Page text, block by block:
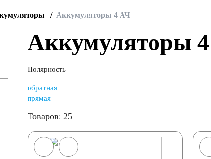
Аккумуляторы 4 АЧ
Аккумуляторы
Полярность
обратная
прямая
Товаров: 25